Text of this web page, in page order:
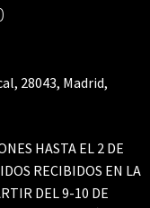
28043, Madrid,
HASTA EL 2 DE
RECIBIDOS EN LA
DEL 9-10 DE